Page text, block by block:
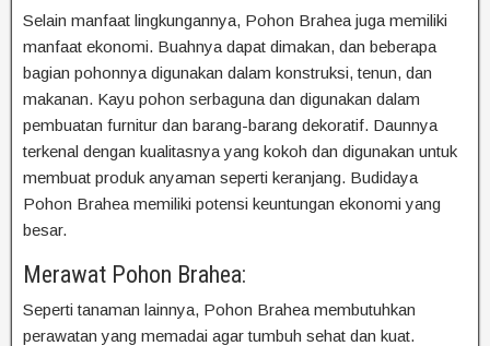
Selain manfaat lingkungannya, Pohon Brahea juga memiliki
manfaat ekonomi. Buahnya dapat dimakan, dan beberapa
bagian pohonnya digunakan dalam konstruksi, tenun, dan
makanan. Kayu pohon serbaguna dan digunakan dalam
pembuatan furnitur dan barang-barang dekoratif. Daunnya
terkenal dengan kualitasnya yang kokoh dan digunakan untuk
membuat produk anyaman seperti keranjang. Budidaya
Pohon Brahea memiliki potensi keuntungan ekonomi yang
besar.
Merawat Pohon Brahea:
Seperti tanaman lainnya, Pohon Brahea membutuhkan
perawatan yang memadai agar tumbuh sehat dan kuat.